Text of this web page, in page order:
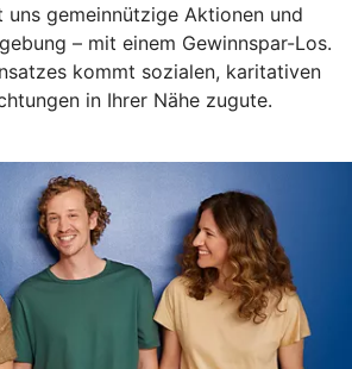
uns gemeinnützige Aktionen und
– mit einem Gewinnspar-Los.
kommt sozialen, karitativen
in Ihrer Nähe zugute.